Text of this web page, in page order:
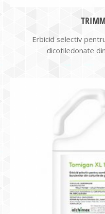
Erbicid selectiv
dicotiledonate